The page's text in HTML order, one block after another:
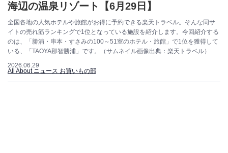
海辺の温泉リゾート【6月29日】
全国各地の人気ホテルや旅館がお得に予約できる楽天トラベル。そんな同サ
イトの売れ筋ランキングで1位となっている施設を紹介します。今回紹介する
のは、「勝浦・串本・すさみの100～51室のホテル・旅館」で1位を獲得して
いる、「TAOYA那智勝浦」です。（サムネイル画像出典：楽天トラベル）
2026.06.29
All About ニュース お買いもの部